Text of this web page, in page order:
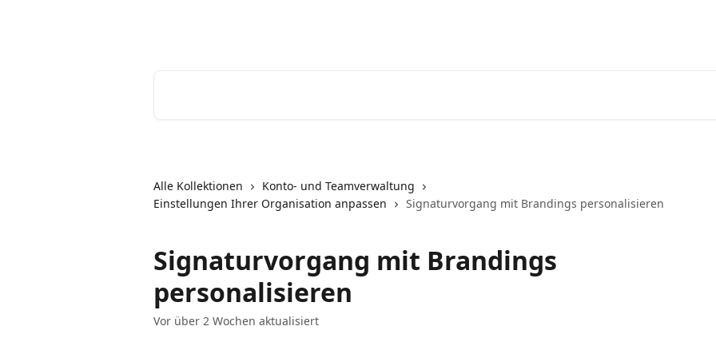
Alle Kollektionen
Konto- und Teamverwaltung
Einstellungen Ihrer Organisation anpassen
Signaturvorgang mit Brandings personalisieren
Signaturvorgang mit Brandings
personalisieren
Vor über 2 Wochen aktualisiert